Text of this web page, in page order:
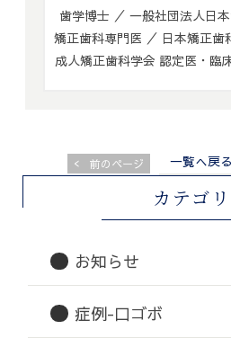
カテゴ
お知らせ
症例-口ゴボ
歯学博士 ／ 一般社団法人日
矯正歯科専門医 ／ 日本矯正歯
成人矯正歯科学会 認定医・臨
<前のページ 一覧へ戻る